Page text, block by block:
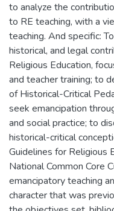
to analyze the
to RE teaching, with a
teaching. And specific:
historical, and legal
Religious Education,
and teacher training; to
of Historical-Critical
seek emancipation
and social practice; to
historical-critical
Guidelines for Religious
National Common Core
emancipatory teaching
character that was